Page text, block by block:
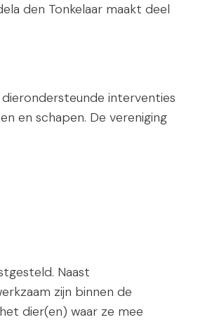
den Tonkelaar maakt deel
interventies
en schapen. De vereniging
Naast
zijn binnen de
dier(en) waar ze mee